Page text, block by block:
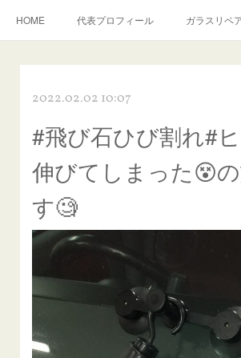
HOME 代表プロフィール ガラスリペ
飛び石施工料金について ガラスキズ取り/研磨・磨
当店へのアクセス 建築ガラスキズ取り・研
【プロ使用】フッ素系ガラストリートメント『アク
当店の良心的価格の理由
欧州車モールの白サビやシミを落とす！
飛び石ひび割れでヒビ先が伸びた場合は？
2022.02.02 10:07
#飛び石ひび割れ#
伸びてしまった😵
す🧐